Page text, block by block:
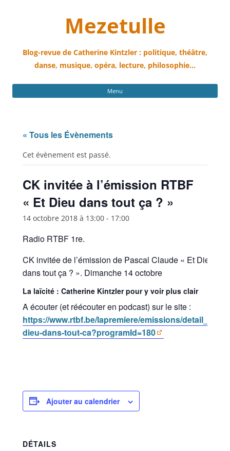
Mezetulle
Blog-revue de Catherine Kintzler : politique, théâtre,
danse, musique, opéra, lecture, philosophie…
Menu
« Tous les Évènements
Cet évènement est passé.
CK invitée à l’émission RTBF
« Et Dieu dans tout ça ? »
14 octobre 2018 à 13:00 - 17:00
Radio RTBF 1re.
CK invitée de l’émission de Pascal Claude « Et Dieu
dans tout ça ? ». Dimanche 14 octobre
La laïcité : Catherine Kintzler pour y voir plus clair
A écouter (et réécouter en podcast) sur le site :
https://www.rtbf.be/lapremiere/emissions/detail_et-
dieu-dans-tout-ca?programId=180
Ajouter au calendrier
DÉTAILS